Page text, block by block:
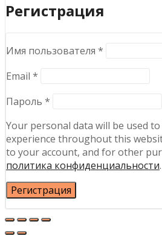
Регистрация
Имя пользователя *
Email *
Пароль *
Your personal data will be used
experience throughout this
to your account, and for other
политика конфиденциальности.
Регистрация